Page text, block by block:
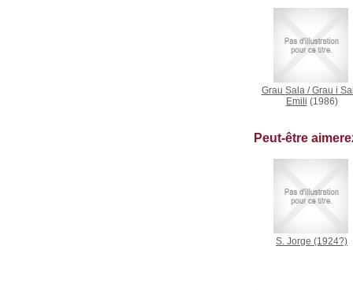
Grau Sala/Grau i
Emili (1986)
Peut-être
S. Jorge (1924?)